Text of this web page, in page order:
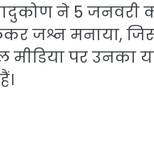
ने 5
जश्न मनाया,
पर उनका